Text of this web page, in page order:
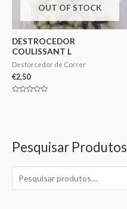
Pesquisar Produtos
OUT OF STOCK
DESTROCEDOR
COULISSANT L
Destorcedor de Correr
€2,50